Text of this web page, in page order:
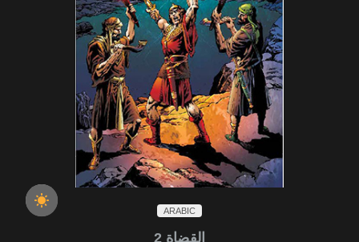
ARABIC
القضاة 2